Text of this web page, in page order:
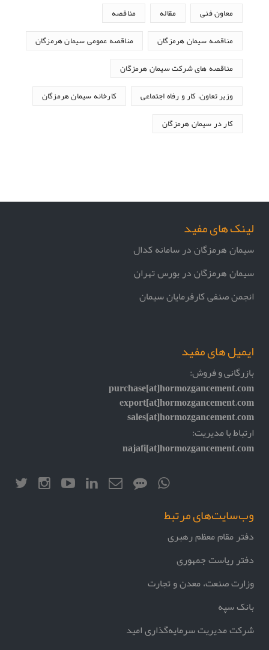
معاون فنی مقاله مناقصه
مناقصه سیمان هرمزگان مناقصه عمومی سیمان هرمزگان
مناقصه های شرکت سیمان هرمزگان
وزیر تعاون، کار و رفاه اجتماعی کارخانه سیمان هرمزگان
کار در سیمان هرمزگان
لینک های مفید
سیمان هرمزگان در سامانه کدال
سیمان هرمزگان در بورس تهران
انجمن صنفی کارفرمایان سیمان
ایمیل های مفید
بازرگانی و فروش:
purchase[at]hormozgancement.com
export[at]hormozgancement.com
sales[at]hormozgancement.com
ارتباط با مدیریت:
najafi[at]hormozgancement.com
وب‌سایت‌های مرتبط
دفتر مقام معظم رهبری
دفتر ریاست جمهوری
وزارت صنعت، معدن و تجارت
بانک سپه
شرکت مدیریت سرمایه‌گذاری امید